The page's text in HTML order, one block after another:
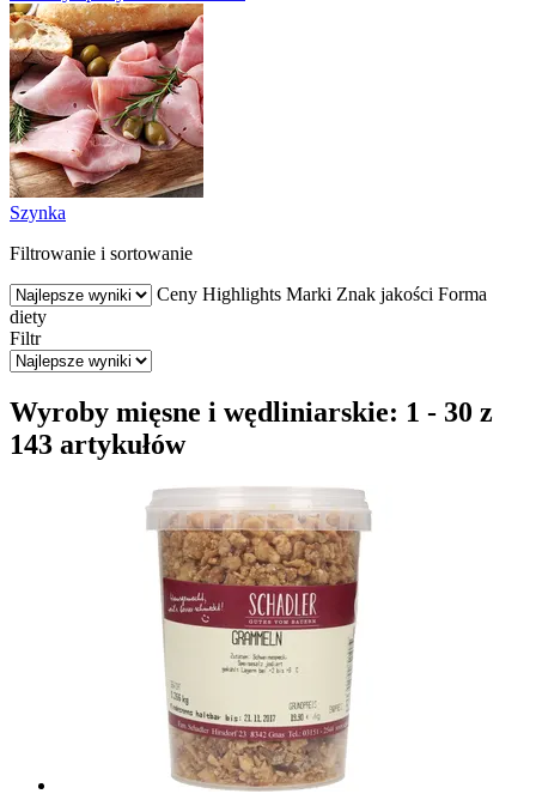
Szynka
Filtrowanie i sortowanie
Ceny Highlights Marki Znak jakości Forma
diety
Filtr
Wyroby mięsne i wędliniarskie: 1 - 30 z
143 artykułów